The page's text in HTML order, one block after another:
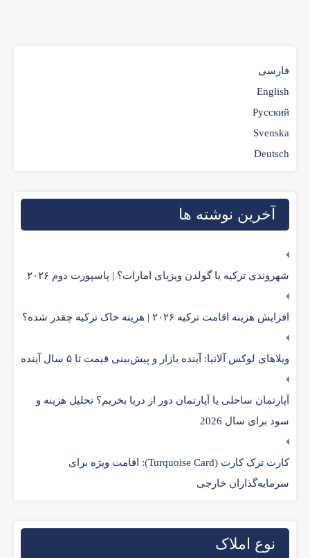
فارسی
English
Русский
Svenska
Deutsch
آخرین نوشته ها
شهروندی ترکیه یا گولدن ویزیای امارات؟ | پاسپورت دوم ۲۰۲۶
افزایش هزینه اقامت ترکیه ۲۰۲۶ | هزینه خاک ترکیه چقدر شده؟
ویلاهای لوکس آلانیا: آینده بازار و پیش‌بینی قیمت تا ۵ سال آینده
آپارتمان ساحلی یا آپارتمان دور از دریا بخریم؟ تحلیل هزینه و
سود برای سال 2026
کارت ترک کارت (Turquoise Card): اقامت ویژه برای
سرمایه‌گذاران خارجی
نوع املاک